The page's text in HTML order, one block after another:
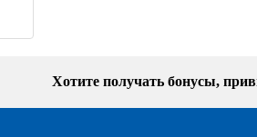
Хотите получать бонусы,